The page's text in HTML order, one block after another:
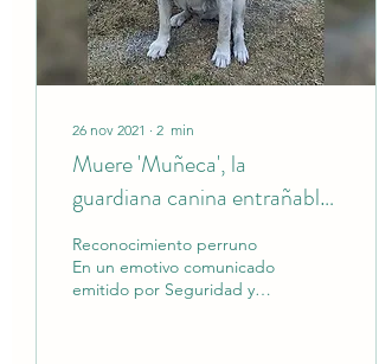
26 nov 2021 ∙ 2 min
Muere 'Muñeca', la
guardiana canina entrañable
de la UMSS
Reconocimiento perruno
En un emotivo comunicado
emitido por Seguridad y